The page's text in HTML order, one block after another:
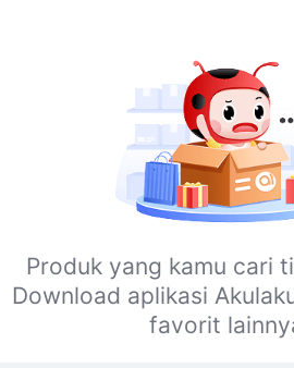
Produk yang kamu cari
Download aplikasi
favorit